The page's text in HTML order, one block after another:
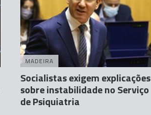
MADEIRA
Socialistas exigem explicações
sobre instabilidade no Serviço
de Psiquiatria